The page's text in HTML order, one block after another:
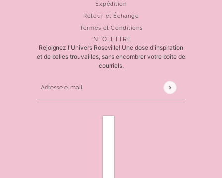
Expédition
Retour et Échange
Termes et Conditions
INFOLETTRE
Rejoignez l'Univers Roseville! Une dose d'inspiration
et de belles trouvailles, sans encombrer votre boîte de
courriels.
Adresse e-mail
Ce site est protégé par hCaptcha, et la